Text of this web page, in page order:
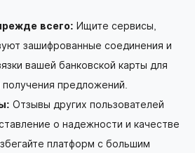
всего: Ищите сервисы,
зашифрованные соединения и
вашей банковской карты для
предложений.
Отзывы других пользователей
о надежности и качестве
платформ с большим